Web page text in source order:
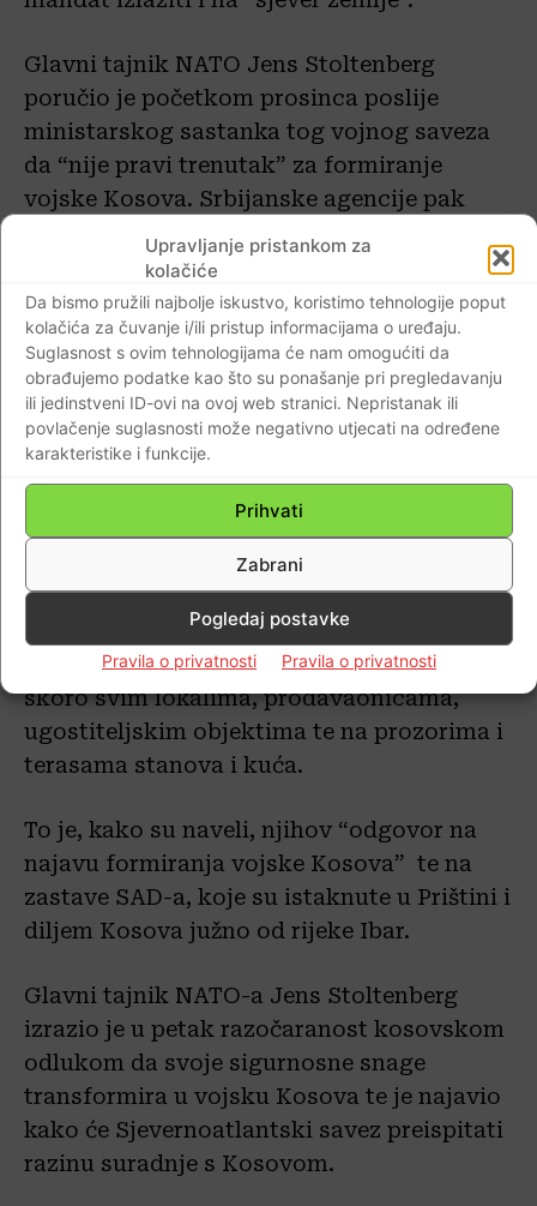
Upravljanje pristankom za
kolačiće
Da bismo pružili najbolje iskustvo, koristimo tehnologije poput
kolačića za čuvanje i/ili pristup informacijama o uređaju.
Suglasnost s ovim tehnologijama će nam omogućiti da
obrađujemo podatke kao što su ponašanje pri pregledavanju
ili jedinstveni ID-ovi na ovoj web stranici. Nepristanak ili
povlačenje suglasnosti može negativno utjecati na određene
karakteristike i funkcije.
Prihvati
Zabrani
Pogledaj postavke
Pravila o privatnosti Pravila o privatnosti
Glavni tajnik NATO Jens Stoltenberg
poručio je početkom prosinca poslije
ministarskog sastanka tog vojnog saveza
da “nije pravi trenutak” za formiranje
vojske Kosova. Srbijanske agencije pak
navode kako, unatoč protivljenju NATO-a,
potporu formiranju vojske daju SAD i
Velika Britanija.
Zbog tenzija zbog današnje sjednice
kosovskog parlamenta KFOR je u petak
ujutro rasporedio više oklopnih vozila,
džipova i ambulantnih vozila austrijskog
kontigenta, a u sjevernom dijelu pojačano
je prisustvo pripadnika Kosovske policije.
Građani sjevernog dijela Kosovske
Mitrovice postavili su zastave Srbije na
skoro svim lokalima, prodavaonicama,
ugostiteljskim objektima te na prozorima i
terasama stanova i kuća.
To je, kako su naveli, njihov “odgovor na
najavu formiranja vojske Kosova” te na
zastave SAD-a, koje su istaknute u Prištini i
diljem Kosova južno od rijeke Ibar.
Glavni tajnik NATO-a Jens Stoltenberg
izrazio je u petak razočaranost kosovskom
odlukom da svoje sigurnosne snage
transformira u vojsku Kosova te je najavio
kako će Sjevernoatlantski savez preispitati
razinu suradnje s Kosovom.